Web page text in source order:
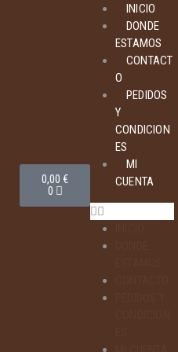
0,00€
0
INICIO
DONDE
ESTAMOS
CONTACT
O
PEDIDOS
Y
CONDICION
ES
MI
CUENTA